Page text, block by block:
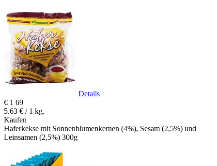
Details
€ 1 69
5.63 € / 1 kg.
Kaufen
Haferkekse mit Sonnenblumenkernen (4%), Sesam (2,5%) und
Leinsamen (2,5%) 300g